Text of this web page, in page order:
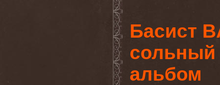
Басист
сольный
альбом